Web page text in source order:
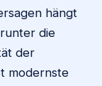
hängt
die
der
modernste